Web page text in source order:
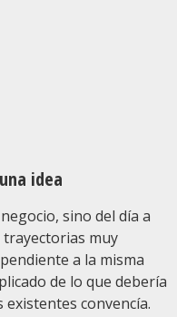
idea
sino del día a
trayectorias muy
a la misma
de lo que debería
convencía.